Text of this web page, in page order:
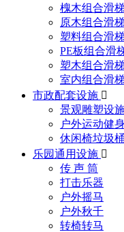
槐木组合滑
原木组合滑
塑料组合滑
PE板组合滑
塑木组合滑
室内组合滑
市政配套设施 
景观雕塑设
户外运动健
休闲椅垃圾桶
乐园通用设施 
传 声 筒
打击乐器
户外摇马
户外秋千
转椅转马